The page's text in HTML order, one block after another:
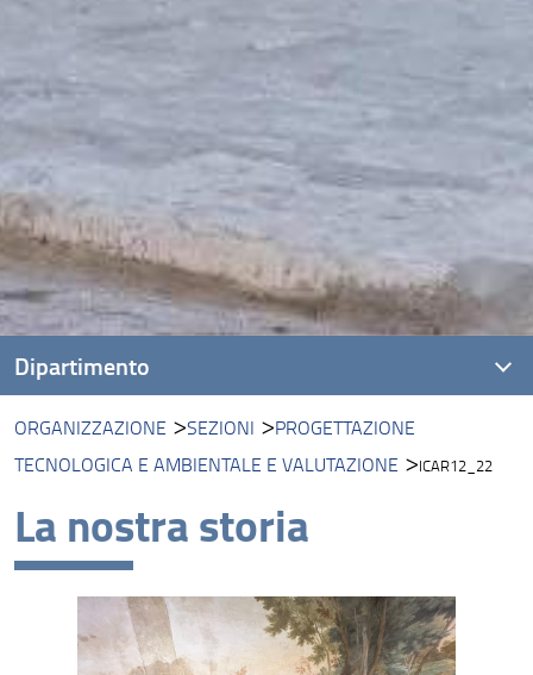
ORGANIZZAZIONE SEZIONI
PROGETTAZIONE
TECNOLOGICA E AMBIENTALE E VALUTAZIONE
ICAR12_22
La nostra storia
Dipartimento
Presentazione
Visione
Organizzazione